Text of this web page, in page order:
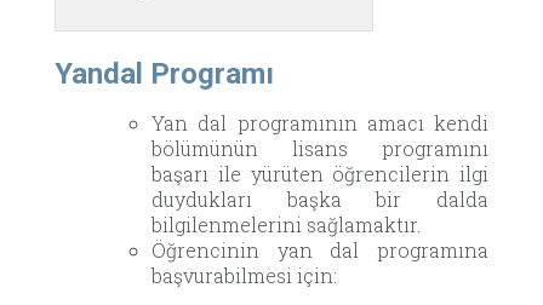
Yandal Programı
Yan dal programının amacı kendi
bölümünün lisans programını
başarı ile yürüten öğrencilerin ilgi
duydukları başka bir dalda
bilgilenmelerini sağlamaktır.
Öğrencinin yan dal programına
başvurabilmesi için: